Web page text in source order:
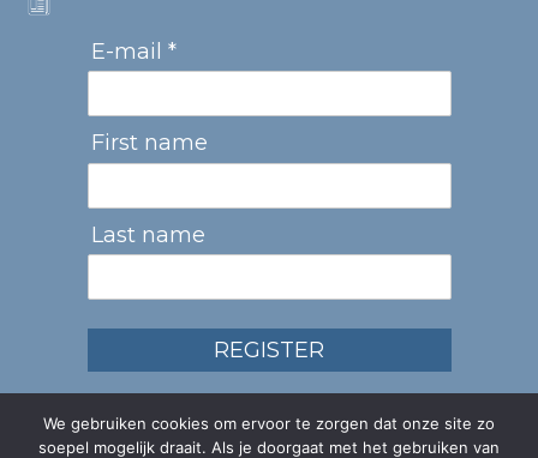
E-mail *
First name
Last name
REGISTER
We gebruiken cookies om ervoor te zorgen dat onze site zo
soepel mogelijk draait. Als je doorgaat met het gebruiken van